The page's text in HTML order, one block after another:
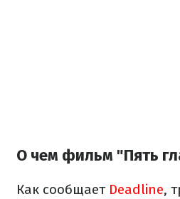
О чем фильм "Пять
Как сообщает Deadline,